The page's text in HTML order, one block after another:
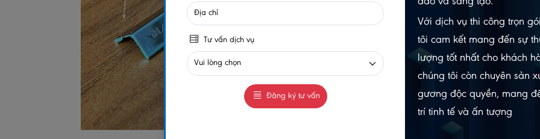
Chat Zalo Gọi
GIAO HÀNG COD TOÀN QUỐC
Với dịch vụ thi công trọn
tôi cam kết mang đến sự
lượng tốt nhất cho khách
chúng tôi còn chuyên sản
gương độc quyền, mang
trí tinh tế và ấn tượng
Tư vấn dịch vụ
Đăng ký tư vấn